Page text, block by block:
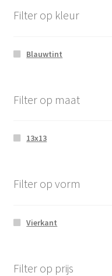
Filter op kleur
Blauwtint
Filter op maat
13x13
Filter op vorm
Vierkant
Filter op prijs